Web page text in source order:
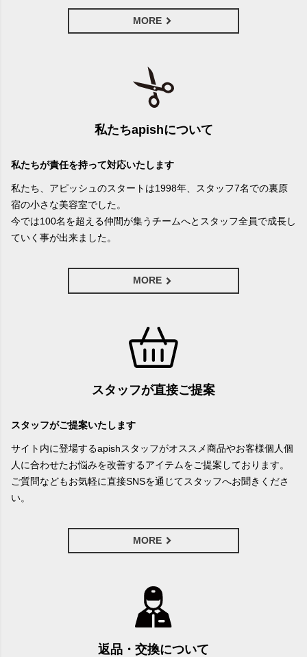
MORE
私たちapishについて
私たちが責任を持って対応いたします
私たち、アピッシュのスタートは1998年、スタッフ7名での裏原
宿の小さな美容室でした。
今では100名を超える仲間が集うチームへとスタッフ全員で成長し
ていく事が出来ました。
MORE
スタッフが直接ご提案
スタッフがご提案いたします
サイト内に登場するapishスタッフがオススメ商品やお客様個人個
人に合わせたお悩みを改善するアイテムをご提案しております。
ご質問などもお気軽に直接SNSを通じてスタッフへお聞きくださ
い。
MORE
返品・交換について